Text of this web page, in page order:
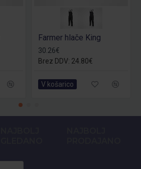
Farmer hlače King
30.26€
Brez DDV: 24.80€
V košarico